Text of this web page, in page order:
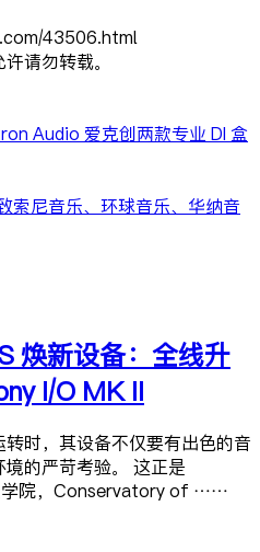
43506.html
请勿转载。
Audio 爱克创两款专业 DI 盒
索尼音乐、环球音乐、华纳音
焕新设备：全线升
I/O MK II
时，其设备不仅要有出色的音
的严苛考验。 这正是
学院，Conservatory of ……